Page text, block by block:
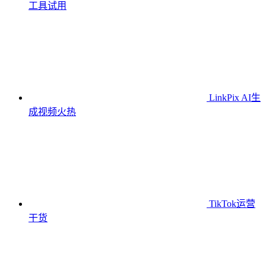
工具试用
LinkPix AI生
成视频火热
TikTok运营
干货